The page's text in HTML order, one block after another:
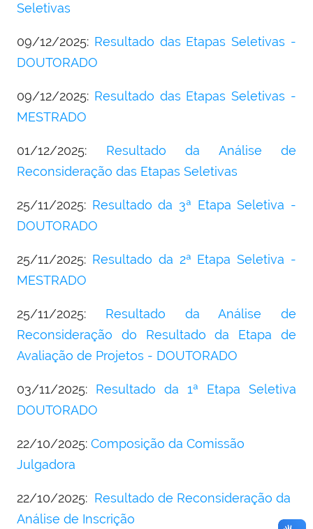
Seletivas
09/12/2025: Resultado das Etapas Seletivas -
DOUTORADO
09/12/2025: Resultado das Etapas Seletivas -
MESTRADO
01/12/2025: Resultado da Análise de
Reconsideração das Etapas Seletivas
25/11/2025: Resultado da 3ª Etapa Seletiva -
DOUTORADO
25/11/2025: Resultado da 2ª Etapa Seletiva -
MESTRADO
25/11/2025: Resultado da Análise de
Reconsideração do Resultado da Etapa de
Avaliação de Projetos - DOUTORADO
03/11/2025: Resultado da 1ª Etapa Seletiva
DOUTORADO
22/10/2025: Composição da Comissão
Julgadora
22/10/2025: Resultado de Reconsideração da
Análise de Inscrição